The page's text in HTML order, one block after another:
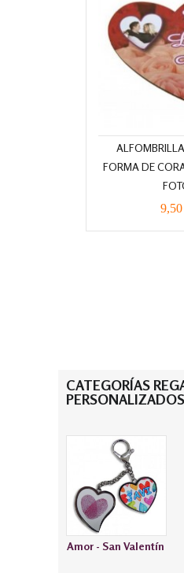
FORMA DE
CATEGORÍAS
PERSONALIZADOS
Amor - San Valentín